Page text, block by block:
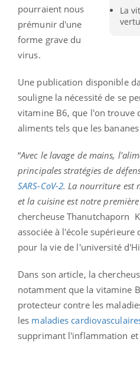
La
pourraient nous
prémunir d'une
forme grave du
virus.
Une publication disponible
souligne la nécessité de se
vitamine B6, que l'on trouve
aliments tels que les
“Avec le lavage de mains,
principales stratégies de
SARS-CoV-2. La nourriture est
et la cuisine est notre
chercheuse Thanutchaporn
associée à l'école supérieure
pour la vie de l'université
Dans son article, la
notamment que la vitamine
protecteur contre les
les maladies
supprimant l'inflammation et